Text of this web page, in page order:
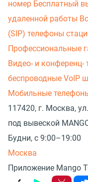
номер Бесплатный
удаленной работы
(SIP) телефоны
Профессиональные
Видео- и конференц-
беспроводные VoIP
Мобильные
117420, г. Москва,
под вывеской
Будни, с 9:00–19:00
Москва
Приложение Mango